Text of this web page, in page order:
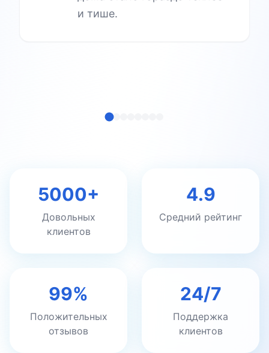
и тише.
5000+
Довольных
клиентов
4.9
Средний рейтинг
99%
Положительных
отзывов
24/7
Поддержка
клиентов